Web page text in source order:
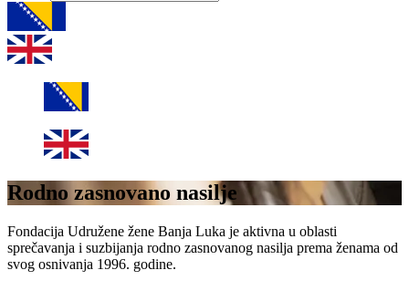
Rodno zasnovano nasilje
Fondacija Udružene žene Banja Luka je aktivna u oblasti
sprečavanja i suzbijanja rodno zasnovanog nasilja prema ženama od
svog osnivanja 1996. godine.